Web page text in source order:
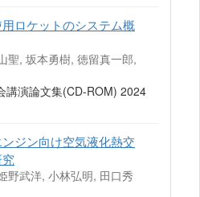
ロケットのシステム概
聖, 坂本勇樹, 徳留真一郎,
講演論文集(CD-ROM) 2024
ジン向け空気液化熱交
野武洋, 小林弘明, 田口秀